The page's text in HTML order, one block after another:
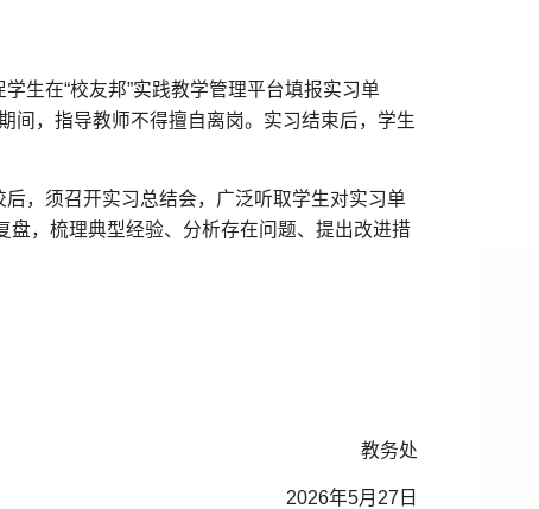
生在“校友邦”实践教学管理平台填报实习单
间，指导教师不得擅自离岗。实习结束后，学生
，须召开实习总结会，广泛听取学生对实习单
，梳理典型经验、分析存在问题、提出改进措
教务处
2026年5月27日